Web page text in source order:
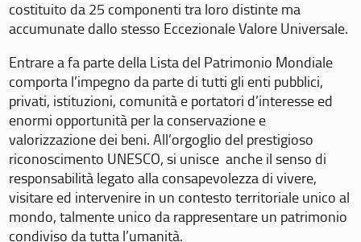
costituito da 25 componenti tra loro distinte ma
accumunate dallo stesso Eccezionale Valore Universale.
Entrare a fa parte della Lista del Patrimonio Mondiale
comporta l’impegno da parte di tutti gli enti pubblici,
privati, istituzioni, comunità e portatori d’interesse ed
enormi opportunità per la conservazione e
valorizzazione dei beni. All’orgoglio del prestigioso
riconoscimento UNESCO, si unisce anche il senso di
responsabilità legato alla consapevolezza di vivere,
visitare ed intervenire in un contesto territoriale unico al
mondo, talmente unico da rappresentare un patrimonio
condiviso da tutta l’umanità.